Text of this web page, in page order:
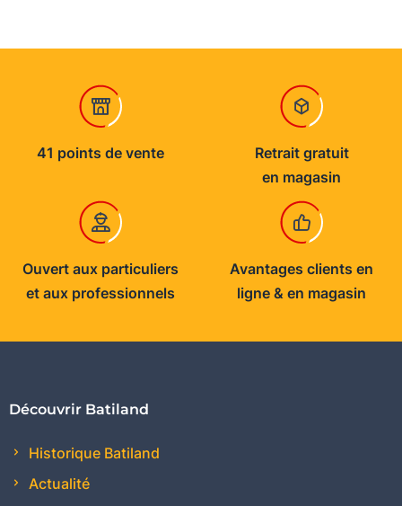
41 points de vente
Retrait gratuit
en magasin
Ouvert aux particuliers
et aux professionnels
Avantages clients en
ligne & en magasin
Découvrir Batiland
Historique Batiland
Actualité